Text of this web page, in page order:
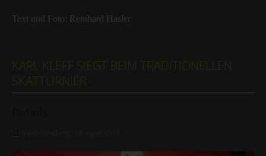
Text und Foto: Reinhard Hasler